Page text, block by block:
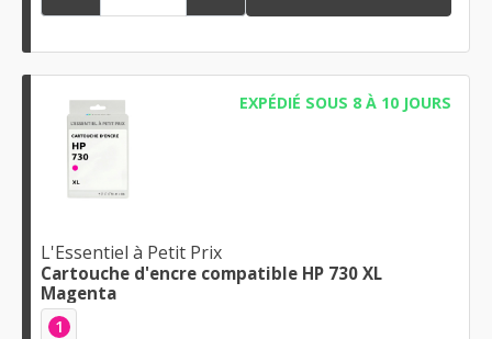
EXPÉDIÉ SOUS 8 À 10 JOURS
L'Essentiel à Petit Prix
Cartouche d'encre compatible HP 730 XL
Magenta
1